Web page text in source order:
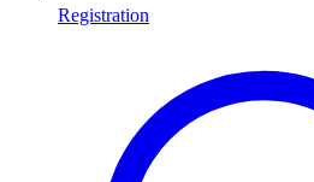
Registration